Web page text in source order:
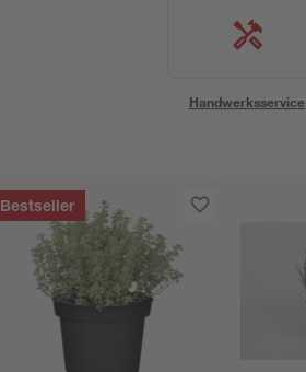
Handwerksservice
Bestseller